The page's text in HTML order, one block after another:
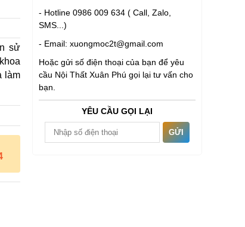
sử
làm
- Hotline 0986 009 634 ( Call, Zalo,
SMS...)
- Email: xuongmoc2t@gmail.com
Hoặc gửi số điện thoại của bạn để yêu
cầu Nội Thất Xuân Phú gọi lại tư vấn cho
bạn.
YÊU CẦU GỌI LẠI
GỬI